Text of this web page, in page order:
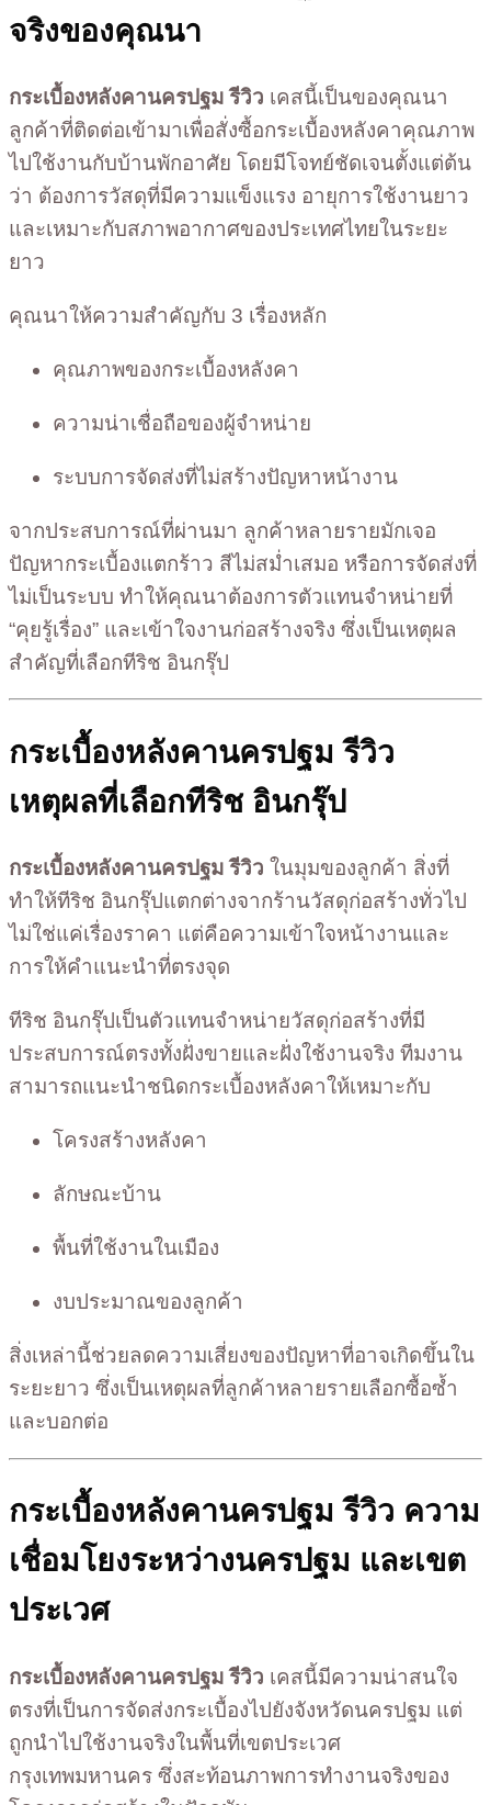
จริงของคุณนา
กระเบื้องหลังคานครปฐม รีวิว เคสนี้เป็นของคุณนา
ลูกค้าที่ติดต่อเข้ามาเพื่อสั่งซื้อกระเบื้องหลังคาคุณภาพ
ไปใช้งานกับบ้านพักอาศัย โดยมีโจทย์ชัดเจนตั้งแต่ต้น
ว่า ต้องการวัสดุที่มีความแข็งแรง อายุการใช้งานยาว
และเหมาะกับสภาพอากาศของประเทศไทยในระยะ
ยาว
คุณนาให้ความสำคัญกับ 3 เรื่องหลัก
คุณภาพของกระเบื้องหลังคา
ความน่าเชื่อถือของผู้จำหน่าย
ระบบการจัดส่งที่ไม่สร้างปัญหาหน้างาน
จากประสบการณ์ที่ผ่านมา ลูกค้าหลายรายมักเจอ
ปัญหากระเบื้องแตกร้าว สีไม่สม่ำเสมอ หรือการจัดส่งที่
ไม่เป็นระบบ ทำให้คุณนาต้องการตัวแทนจำหน่ายที่
“คุยรู้เรื่อง” และเข้าใจงานก่อสร้างจริง ซึ่งเป็นเหตุผล
สำคัญที่เลือกทีริช อินกรุ๊ป
กระเบื้องหลังคานครปฐม รีวิว
เหตุผลที่เลือกทีริช อินกรุ๊ป
กระเบื้องหลังคานครปฐม รีวิว ในมุมของลูกค้า สิ่งที่
ทำให้ทีริช อินกรุ๊ปแตกต่างจากร้านวัสดุก่อสร้างทั่วไป
ไม่ใช่แค่เรื่องราคา แต่คือความเข้าใจหน้างานและ
การให้คำแนะนำที่ตรงจุด
ทีริช อินกรุ๊ปเป็นตัวแทนจำหน่ายวัสดุก่อสร้างที่มี
ประสบการณ์ตรงทั้งฝั่งขายและฝั่งใช้งานจริง ทีมงาน
สามารถแนะนำชนิดกระเบื้องหลังคาให้เหมาะกับ
โครงสร้างหลังคา
ลักษณะบ้าน
พื้นที่ใช้งานในเมือง
งบประมาณของลูกค้า
สิ่งเหล่านี้ช่วยลดความเสี่ยงของปัญหาที่อาจเกิดขึ้นใน
ระยะยาว ซึ่งเป็นเหตุผลที่ลูกค้าหลายรายเลือกซื้อซ้ำ
และบอกต่อ
กระเบื้องหลังคานครปฐม รีวิว ความ
เชื่อมโยงระหว่างนครปฐม และเขต
ประเวศ
กระเบื้องหลังคานครปฐม รีวิว เคสนี้มีความน่าสนใจ
ตรงที่เป็นการจัดส่งกระเบื้องไปยังจังหวัดนครปฐม แต่
ถูกนำไปใช้งานจริงในพื้นที่เขตประเวศ
กรุงเทพมหานคร ซึ่งสะท้อนภาพการทำงานจริงของ